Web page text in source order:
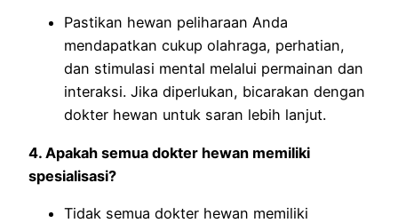
Pastikan hewan peliharaan Anda
mendapatkan cukup olahraga, perhatian,
dan stimulasi mental melalui permainan dan
interaksi. Jika diperlukan, bicarakan dengan
dokter hewan untuk saran lebih lanjut.
4. Apakah semua dokter hewan memiliki
spesialisasi?
Tidak semua dokter hewan memiliki